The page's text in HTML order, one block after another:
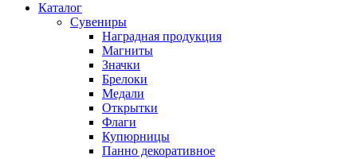
Каталог
Сувениры
Наградная продукция
Магниты
Значки
Брелоки
Медали
Открытки
Флаги
Купюрницы
Панно декоративное